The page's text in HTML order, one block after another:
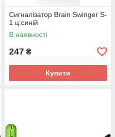
Сигналізатор Brain Swinger S-
1 ц:синій
В наявності
247 ₴
Купити